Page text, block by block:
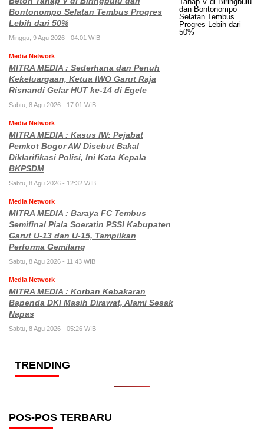
Bontonompo Selatan Tembus Progres
Lebih dari 50%
Minggu, 9 Agu 2026 - 04:01 WIB
Media Network
MITRA MEDIA : Sederhana dan Penuh
Kekeluargaan, Ketua IWO Garut Raja
Risnandi Gelar HUT ke-14 di Egele
Sabtu, 8 Agu 2026 - 17:01 WIB
Media Network
MITRA MEDIA : Kasus IW: Pejabat
Pemkot Bogor AW Disebut Bakal
Diklarifikasi Polisi, Ini Kata Kepala
BKPSDM
Sabtu, 8 Agu 2026 - 12:32 WIB
Media Network
MITRA MEDIA : Baraya FC Tembus
Semifinal Piala Soeratin PSSI Kabupaten
Garut U-13 dan U-15, Tampilkan
Performa Gemilang
Sabtu, 8 Agu 2026 - 11:43 WIB
Media Network
MITRA MEDIA : Korban Kebakaran
Bapenda DKI Masih Dirawat, Alami Sesak
Napas
Sabtu, 8 Agu 2026 - 05:26 WIB
TRENDING
POS-POS TERBARU